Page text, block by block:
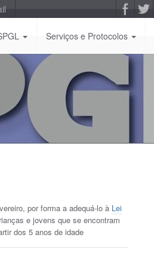
Serviços e Protocolos
por forma a adequá-lo à Lei
e jovens que se encontram
dos 5 anos de idade